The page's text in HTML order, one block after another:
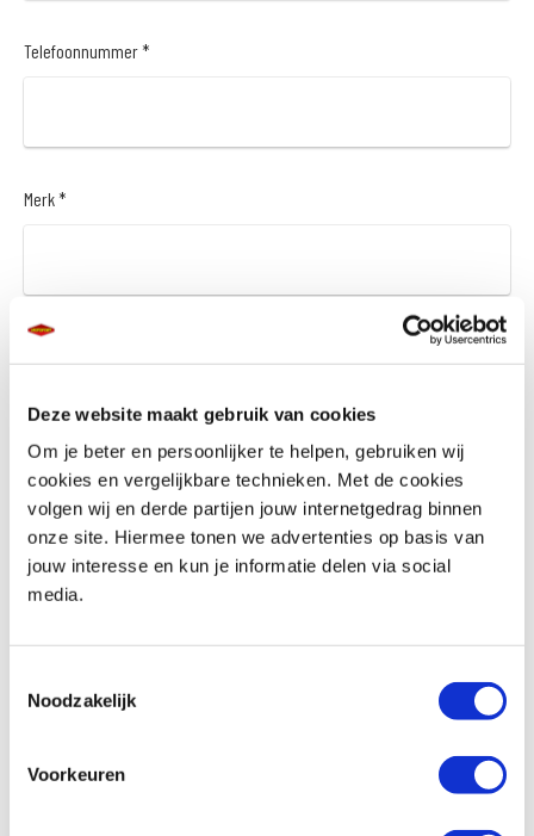
Deze website maakt gebruik van cookies
Om je beter en persoonlijker te helpen, gebruiken wij
cookies en vergelijkbare technieken. Met de cookies
volgen wij en derde partijen jouw internetgedrag binnen
onze site. Hiermee tonen we advertenties op basis van
jouw interesse en kun je informatie delen via social
media.
Noodzakelijk
Voorkeuren
Telefoonnummer *
Merk *
Bouwjaar *
Kenteken *